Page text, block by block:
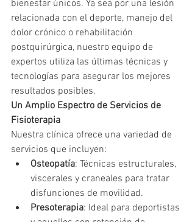
bienestar únicos. Ya sea por una lesión
relacionada con el deporte, manejo del
dolor crónico o rehabilitación
postquirúrgica, nuestro equipo de
expertos utiliza las últimas técnicas y
tecnologías para asegurar los mejores
resultados posibles.
Un Amplio Espectro de Servicios de
Fisioterapia
Nuestra clínica ofrece una variedad de
servicios que incluyen:
Osteopatía: Técnicas estructurales,
viscerales y craneales para tratar
disfunciones de movilidad.
Presoterapia: Ideal para deportistas